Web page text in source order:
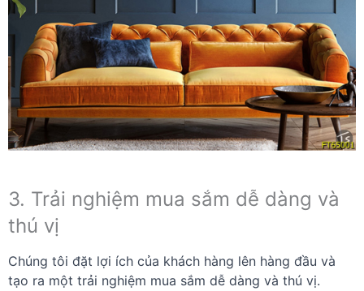
3. Trải nghiệm mua sắm dễ dàng và
thú vị
Chúng tôi đặt lợi ích của khách hàng lên hàng đầu và
tạo ra một trải nghiệm mua sắm dễ dàng và thú vị.